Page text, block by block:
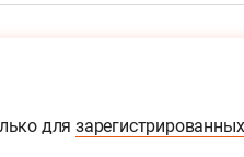
для зарегистрированных